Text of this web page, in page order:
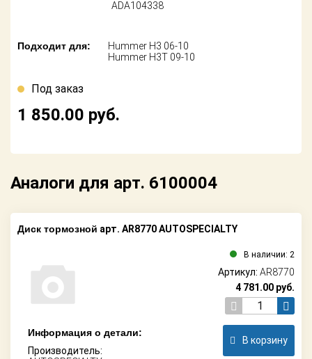
сотрудничество
Новости
заказ
Контакты
ADA104338
Подходит для:
Hummer H3 06-10
Hummer H3T 09-10
Под заказ
1 850.00 руб.
Аналоги для арт. 6100004
Диск тормозной арт. AR8770 AUTOSPECIALTY
Информация о детали:
Производитель:
В наличии: 2
Артикул: AR8770
4 781.00 руб.
В корзину